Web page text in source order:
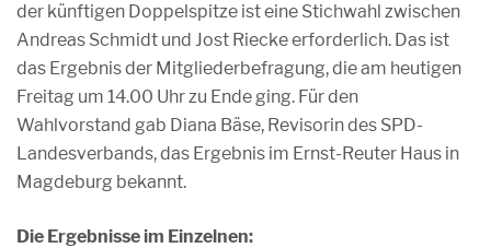
der künftigen Doppelspitze ist eine Stichwahl zwischen
Andreas Schmidt und Jost Riecke erforderlich. Das ist
das Ergebnis der Mitgliederbefragung, die am heutigen
Freitag um 14.00 Uhr zu Ende ging. Für den
Wahlvorstand gab Diana Bäse, Revisorin des SPD-
Landesverbands, das Ergebnis im Ernst-Reuter Haus in
Magdeburg bekannt.
Die Ergebnisse im Einzelnen: